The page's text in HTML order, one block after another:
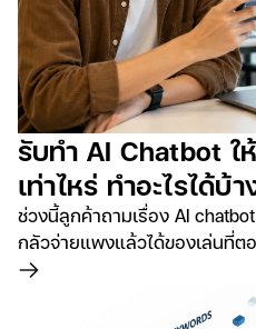
รับทำ AI Chatbot ใ
เท่าไหร่ ทำอะไรได้บ้
ช่วงนี้ลูกค้าถามเรื่อง AI
กลัวจ่ายแพงแล้วได้ของเล่นที่ต
ถามจริงก่อนจ้างมาเล่าให้ฟัง ทั้ง
ราคาช่วงไหน และวิธีวัดว่าคุ้มไม่คุ้
อ่านเพิ่มเติม